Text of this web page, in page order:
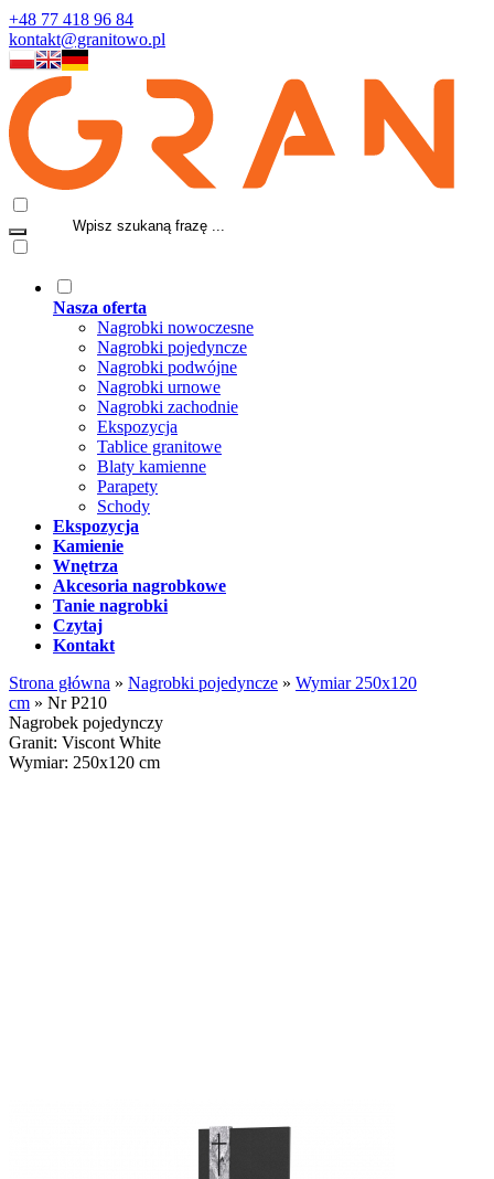
+48 77 418 96 84
kontakt@granitowo.pl
Nasza oferta
Nagrobki nowoczesne
Nagrobki pojedyncze
Nagrobki podwójne
Nagrobki urnowe
Nagrobki zachodnie
Ekspozycja
Tablice granitowe
Blaty kamienne
Parapety
Schody
Ekspozycja
Kamienie
Wnętrza
Akcesoria nagrobkowe
Tanie nagrobki
Czytaj
Kontakt
Strona główna » Nagrobki pojedyncze » Wymiar 250x120
cm » Nr P210
Nagrobek pojedynczy
Granit: Viscont White
Wymiar: 250x120 cm